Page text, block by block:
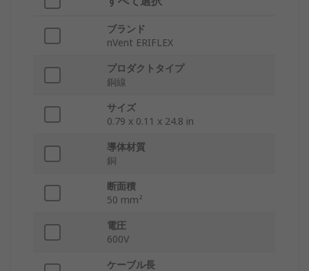
ブランド
nVent ERIFLEX
プロダクトタイプ
銅線
サイズ
0.79 x 0.11 x 24.8 in
導体材質
銅
断面積
50 mm²
電圧
600V
ケーブル長